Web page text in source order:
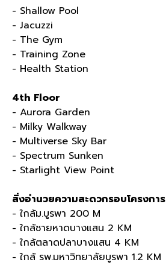
- Shallow Pool
- Jacuzzi
- The Gym
- Training Zone
- Health Station
4th Floor
- Aurora Garden
- Milky Walkway
- Multiverse Sky Bar
- Spectrum Sunken
- Starlight View Point
สิ่งอำนวยความสะดวกรอบโครงการ
-ใกล้ม.บูรพา 200 M
-ใกล้ชายหาดบางแสน 2 KM
-ใกล้ตลาดปลาบางแสน 4 KM
-ใกล้ รพ.มหาวิทยาลัยบูรพา 1.2 KM